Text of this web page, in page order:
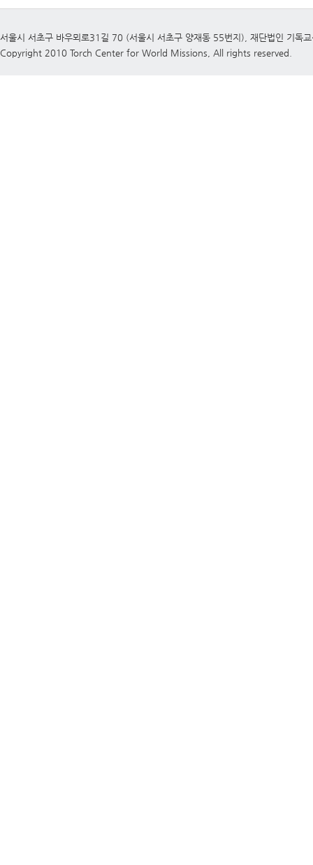
서울시 서초구 바우뫼로31길 70 (서울시 서초구 양재동 55번지), 재단법인
Copyright 2010 Torch Center for World Missions, All rights reserved.